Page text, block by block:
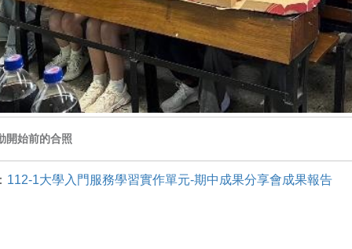
開始前的合照
112-1大學入門服務學習實作單元-期中成果分享會成果報告